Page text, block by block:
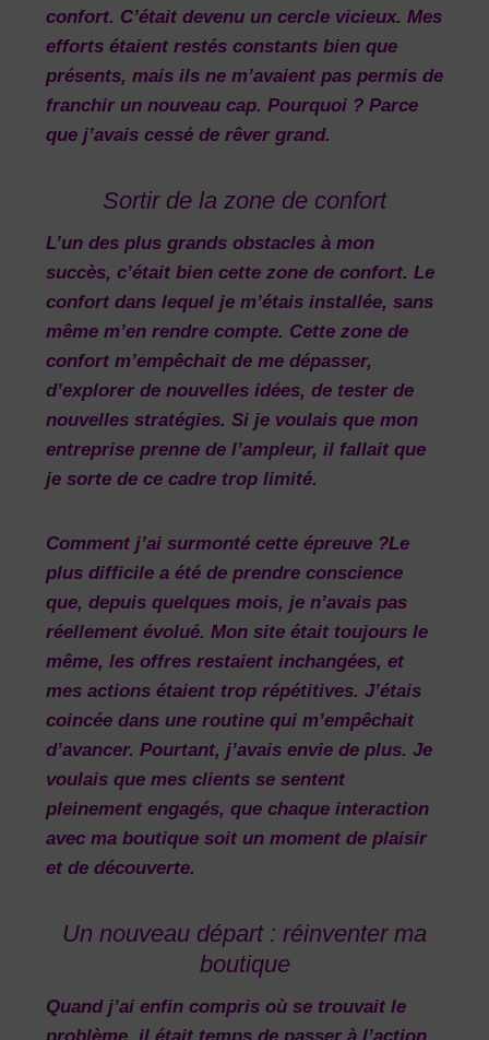
confort. C’était devenu un cercle vicieux. Mes
efforts étaient restés constants bien que
présents, mais ils ne m’avaient pas permis de
franchir un nouveau cap. Pourquoi ? Parce
que j’avais cessé de rêver grand.
Sortir de la zone de confort
L’un des plus grands obstacles à mon
succès, c’était bien cette zone de confort. Le
confort dans lequel je m’étais installée, sans
même m’en rendre compte. Cette zone de
confort m’empêchait de me dépasser,
d’explorer de nouvelles idées, de tester de
nouvelles stratégies. Si je voulais que mon
entreprise prenne de l’ampleur, il fallait que
je sorte de ce cadre trop limité.
Comment j’ai surmonté cette épreuve ?Le
plus difficile a été de prendre conscience
que, depuis quelques mois, je n’avais pas
réellement évolué. Mon site était toujours le
même, les offres restaient inchangées, et
mes actions étaient trop répétitives. J’étais
coincée dans une routine qui m’empêchait
d’avancer. Pourtant, j’avais envie de plus. Je
voulais que mes clients se sentent
pleinement engagés, que chaque interaction
avec ma boutique soit un moment de plaisir
et de découverte.
Un nouveau départ : réinventer ma
boutique
Quand j’ai enfin compris où se trouvait le